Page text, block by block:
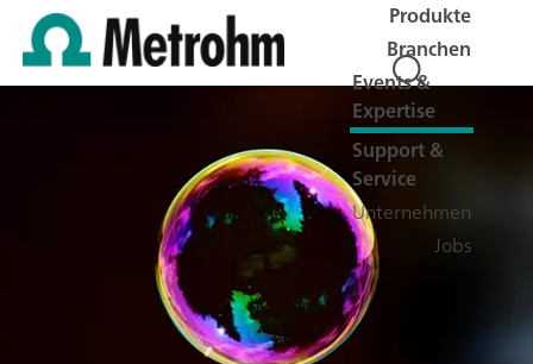
Produkte
Branchen
Events &
Expertise
Support &
Service
Unternehmen
Jobs